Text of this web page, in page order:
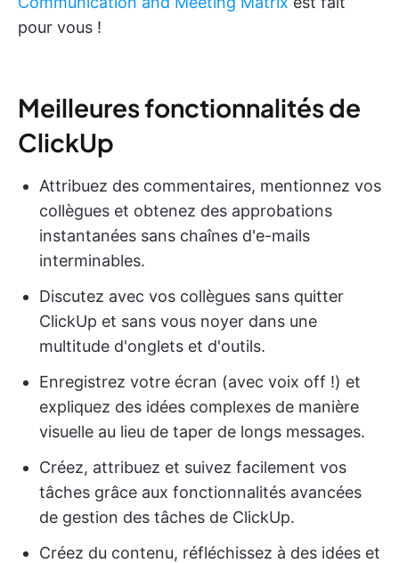
pour vous !
Meilleures fonctionnalités de
ClickUp
Attribuez des commentaires, mentionnez vos
collègues et obtenez des approbations
instantanées sans chaînes d'e-mails
interminables.
Discutez avec vos collègues sans quitter
ClickUp et sans vous noyer dans une
multitude d'onglets et d'outils.
Enregistrez votre écran (avec voix off !) et
expliquez des idées complexes de manière
visuelle au lieu de taper de longs messages.
Créez, attribuez et suivez facilement vos
tâches grâce aux fonctionnalités avancées
de gestion des tâches de ClickUp.
Créez du contenu, réfléchissez à des idées et